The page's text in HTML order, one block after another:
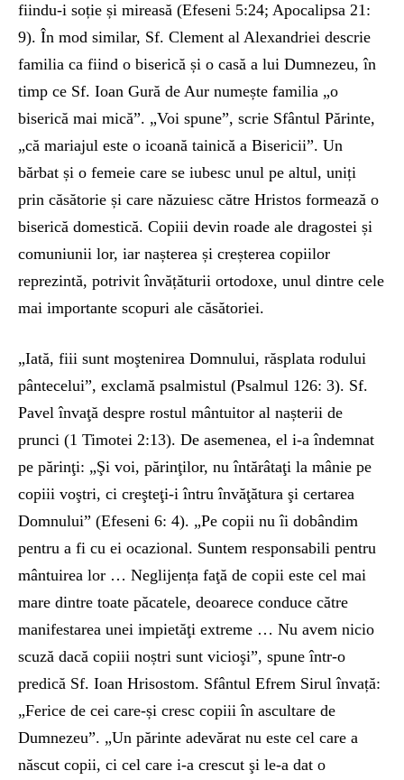
fiindu-i soție și mireasă (Efeseni 5:24; Apocalipsa 21:
9). În mod similar, Sf. Clement al Alexandriei descrie
familia ca fiind o biserică și o casă a lui Dumnezeu, în
timp ce Sf. Ioan Gură de Aur numește familia „o
biserică mai mică”. „Voi spune”, scrie Sfântul Părinte,
„că mariajul este o icoană tainică a Bisericii”. Un
bărbat și o femeie care se iubesc unul pe altul, uniți
prin căsătorie și care năzuiesc către Hristos formează o
biserică domestică. Copiii devin roade ale dragostei și
comuniunii lor, iar nașterea și creșterea copiilor
reprezintă, potrivit învățăturii ortodoxe, unul dintre cele
mai importante scopuri ale căsătoriei.
„Iată, fiii sunt moştenirea Domnului, răsplata rodului
pântecelui”, exclamă psalmistul (Psalmul 126: 3). Sf.
Pavel învaţă despre rostul mântuitor al nașterii de
prunci (1 Timotei 2:13). De asemenea, el i-a îndemnat
pe părinţi: „Şi voi, părinţilor, nu întărâtaţi la mânie pe
copiii voştri, ci creşteţi-i întru învăţătura şi certarea
Domnului” (Efeseni 6: 4). „Pe copii nu îi dobândim
pentru a fi cu ei ocazional. Suntem responsabili pentru
mântuirea lor … Neglijența faţă de copii este cel mai
mare dintre toate păcatele, deoarece conduce către
manifestarea unei impietăţi extreme … Nu avem nicio
scuză dacă copiii noștri sunt vicioşi”, spune într-o
predică Sf. Ioan Hrisostom. Sfântul Efrem Sirul învață:
„Ferice de cei care-și cresc copiii în ascultare de
Dumnezeu”. „Un părinte adevărat nu este cel care a
născut copii, ci cel care i-a crescut şi le-a dat o